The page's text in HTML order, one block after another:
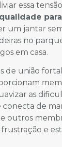
essa
um jantar
no
em casa.
de união
as
de
outros
e